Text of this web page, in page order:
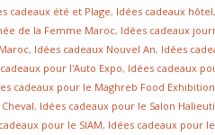
cadeaux été et Plage, Idées cadeaux hôtel,
de la Femme Maroc, Idées cadeaux
, Idées cadeaux Nouvel An, Idées
pour l'Auto Expo, Idées cadeaux
cadeaux pour le Maghreb Food Exhibition
, Idées cadeaux pour le Salon
pour le SIAM, Idées cadeaux pour le